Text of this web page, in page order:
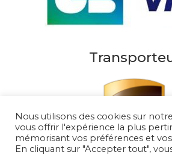
Nous utilisons des cookies sur
vous offrir l'expérience la plus
mémorisant vos préférences et
En cliquant sur "Accepter tout",